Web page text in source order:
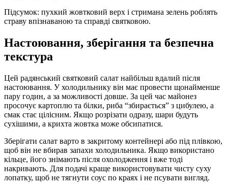
Підсумок: пухкий жовтковий верх і стримана зелень роблять
страву впізнаваною та справді святковою.
Настоювання, зберігання та безпечна
текстура
Цей радянський святковий салат найбільш вдалий після
настоювання. У холодильнику він має провести щонайменше
пару годин, а за можливості довше. За цей час майонез
просочує картоплю та білки, риба “збирається” з цибулею, а
смак стає цілісним. Якщо розрізати одразу, шари будуть
сухішими, а крихта жовтка може обсипатися.
Зберігати салат варто в закритому контейнері або під плівкою,
щоб він не вбирав запахи холодильника. Якщо використано
кільце, його знімають після охолодження і вже тоді
накривають. Для подачі краще використовувати чисту суху
лопатку, щоб не тягнути соус по краях і не псувати вигляд.